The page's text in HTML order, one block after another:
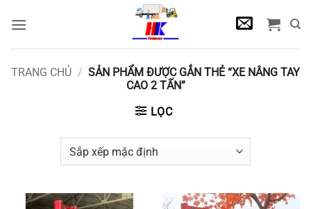
qua
TRANG CHỦ / SẢN PHẨM ĐƯỢC GẮN THẺ “XE NÂNG TAY
CAO 2 TẤN”
LỌC